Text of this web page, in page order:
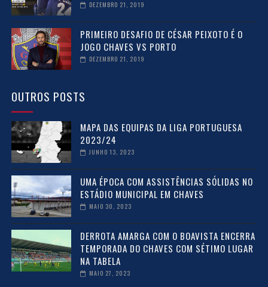
DEZEMBRO 21, 2019
PRIMEIRO DESAFIO DE CÉSAR PEIXOTO É O
JOGO CHAVES VS PORTO
DEZEMBRO 21, 2019
OUTROS POSTS
MAPA DAS EQUIPAS DA LIGA PORTUGUESA
2023/24
JUNHO 13, 2023
UMA ÉPOCA COM ASSISTÊNCIAS SÓLIDAS NO
ESTÁDIO MUNICIPAL EM CHAVES
MAIO 30, 2023
DERROTA AMARGA COM O BOAVISTA ENCERRA
TEMPORADA DO CHAVES COM SÉTIMO LUGAR
NA TABELA
MAIO 27, 2023